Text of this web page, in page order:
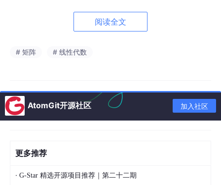
原始输入。编码器的每一层都比前一层的节点数量减少，每一层会
降维压缩传递到下一层，。解码器会使用潜在向量来重构原始输
训练目标函数是最小化重构损失，即解码器重构结果与原始输入的
自编码器相对于其他降维算法（如线性判别分析或
主成分分析 (PC
A)）的优势是：可以对不同变量之间的非线性关系进行建模。
阅读全文
# 矩阵 # 线性代数
AtomGit开源社区 加入社区
更多推荐
· G-Star 精选开源项目推荐｜第二十二期